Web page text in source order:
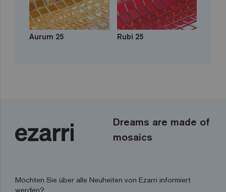
Aurum 25 Rubi 25
Dreams are made of
mosaics
Möchten Sie über alle Neuheiten von Ezarri informiert
werden?